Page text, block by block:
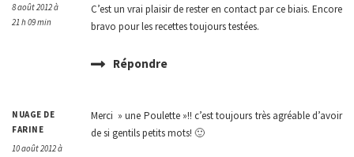
8 août 2012 à
21 h 09 min
C’est un vrai plaisir de rester en contact par ce biais. Encore
bravo pour les recettes toujours testées.
Répondre
NUAGE DE
FARINE
10 août 2012 à
Merci » une Poulette »!! c’est toujours très agréable d’avoir
de si gentils petits mots! 🙂